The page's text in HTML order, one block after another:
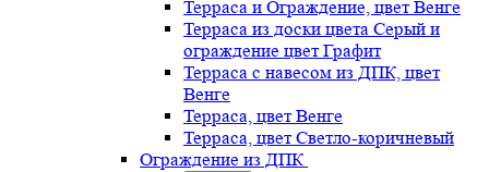
Терраса и Ограждение, цвет Венге
Терраса из доски цвета Серый и
ограждение цвет Графит
Терраса с навесом из ДПК, цвет
Венге
Терраса, цвет Венге
Терраса, цвет Светло-коричневый
Ограждение из ДПК